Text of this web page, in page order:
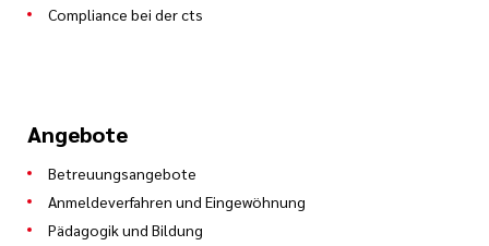
Compliance bei der cts
Angebote
Betreuungsangebote
Anmeldeverfahren und Eingewöhnung
Pädagogik und Bildung